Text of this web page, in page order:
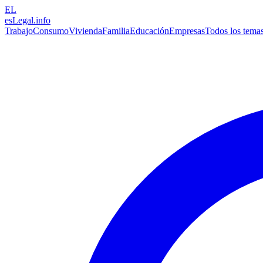
EL
esLegal.info
TrabajoConsumoViviendaFamiliaEducaciónEmpresasTodos los